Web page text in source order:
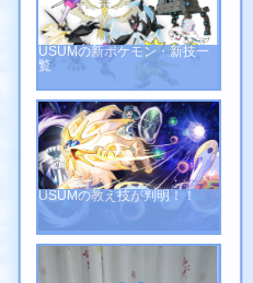
USUMの新ポケモン・新技一
覧
USUMの教え技が判明！！